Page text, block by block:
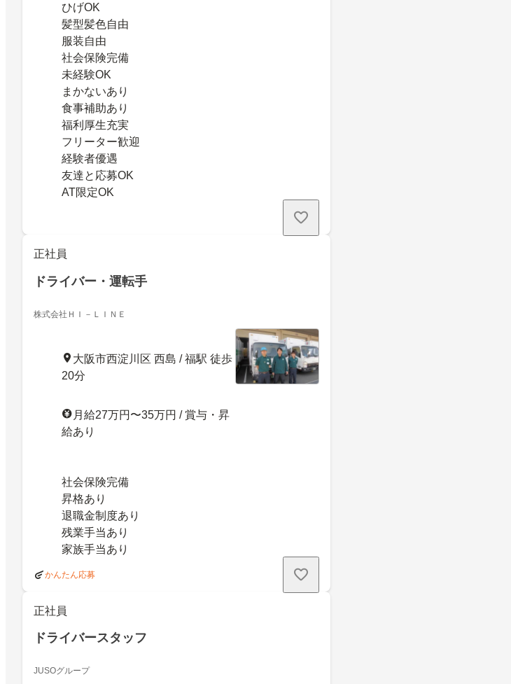
ひげOK
髪型髪色自由
服装自由
社会保険完備
未経験OK
まかないあり
食事補助あり
福利厚生充実
フリーター歓迎
経験者優遇
友達と応募OK
AT限定OK
正社員
ドライバー・運転手
株式会社ＨＩ－ＬＩＮＥ
大阪市西淀川区 西島 / 福駅 徒歩
20分
月給27万円〜35万円 / 賞与・昇
給あり
社会保険完備
昇格あり
退職金制度あり
残業手当あり
家族手当あり
かんたん応募
正社員
ドライバースタッフ
JUSOグループ